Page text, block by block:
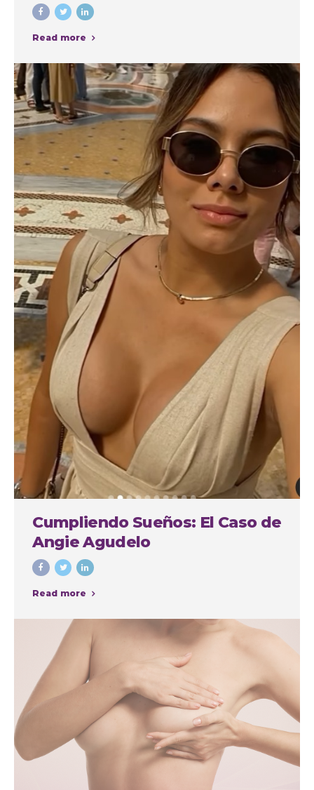
Read more
Cumpliendo Sueños: El Caso de
Angie Agudelo
Read more